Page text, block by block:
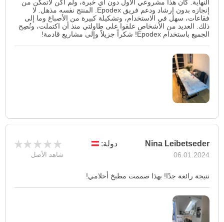
النهاية. كان هذا مشروعي الأول دون أي خبرة، ولم أكن لأتمكن من
إنجازه بدون إرشاد ودعم فريق Epodex. المنتج نفسه مذهل. لا
فقاعات، سهل في الاستخدام، وتشكيلة كبيرة من الأصباغ وما إلى
ذلك. العديد من الأشخاص علقوا على طاولتي منذ أن اكتملت، ونُصِح
الجميع باستخدام Epodex! شكراً جزيلاً وإلى مشاريع قادمة!
Nina Leibetseder
06.01.2024
دولة:
شاهد الأصل
نتيجة رائعة جدًا! بهذا صممت مطبخ أحلامي!